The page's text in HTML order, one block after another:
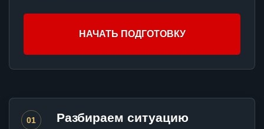
НАЧАТЬ ПОДГОТОВКУ
01 Разбираем ситуацию